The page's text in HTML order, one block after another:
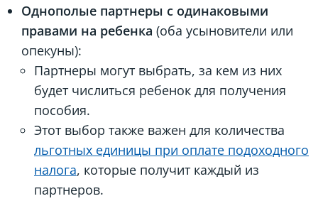
Однополые партнеры с одинаковыми
правами на ребенка (оба усыновители или
опекуны):
Партнеры могут выбрать, за кем из них
будет числиться ребенок для получения
пособия.
Этот выбор также важен для количества
льготных единицы при оплате подоходного
налога, которые получит каждый из
партнеров.